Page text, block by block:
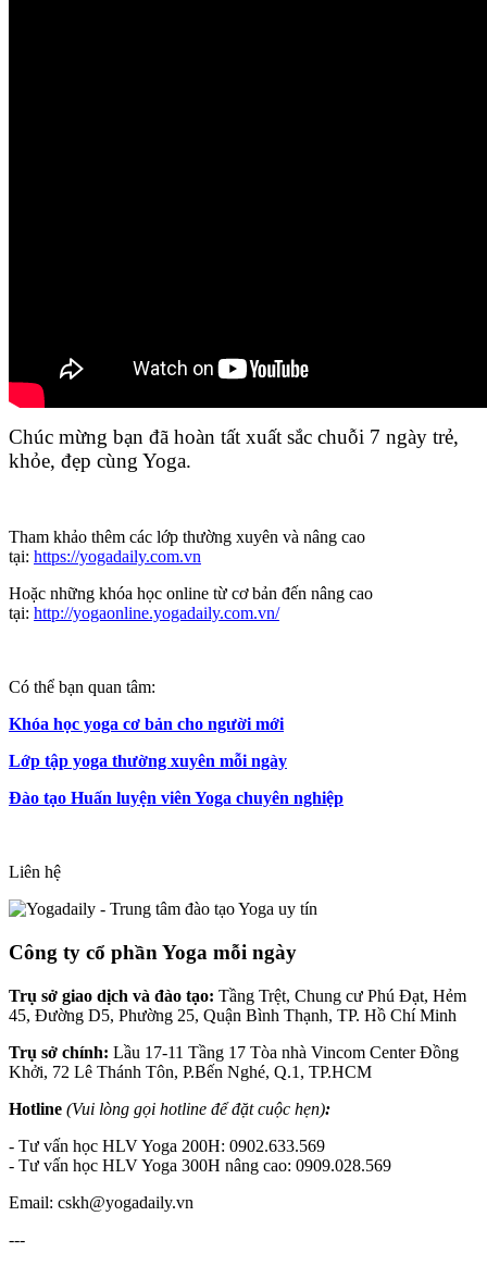
Chúc mừng bạn đã hoàn tất xuất sắc chuỗi 7 ngày trẻ,
khỏe, đẹp cùng Yoga.
Tham khảo thêm các lớp thường xuyên và nâng cao
tại: https://yogadaily.com.vn
Hoặc những khóa học online từ cơ bản đến nâng cao
tại: http://yogaonline.yogadaily.com.vn/
Có thể bạn quan tâm:
Khóa học yoga cơ bản cho người mới
Lớp tập yoga thường xuyên mỗi ngày
Đào tạo Huấn luyện viên Yoga chuyên nghiệp
Liên hệ
Công ty cổ phần Yoga mỗi ngày
Trụ sở giao dịch và đào tạo: Tầng Trệt, Chung cư Phú Đạt, Hẻm
45, Đường D5, Phường 25, Quận Bình Thạnh, TP. Hồ Chí Minh
Trụ sở chính: Lầu 17-11 Tầng 17 Tòa nhà Vincom Center Đồng
Khởi, 72 Lê Thánh Tôn, P.Bến Nghé, Q.1, TP.HCM
Hotline (Vui lòng gọi hotline để đặt cuộc hẹn):
- Tư vấn học HLV Yoga 200H: 0902.633.569
- Tư vấn học HLV Yoga 300H nâng cao: 0909.028.569
Email: cskh@yogadaily.vn
---